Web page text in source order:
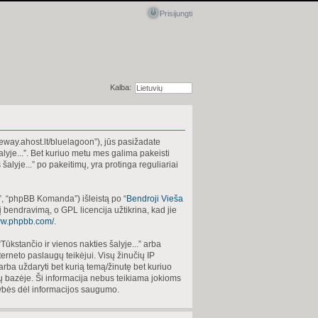
Prisijungti
Kalba:
bluelagoon”), jūs pasižadate
Bet kuriuo metu mes galima pakeisti
po pakeitimų, yra protinga reguliariai
“phpBB Komanda”) išleistą po “Bendroji Vieša
o GPL licencija užtikrina, kad jie
.
ir vienos nakties šalyje...” arba
paslaugų teikėjui. Visų žinučių IP
uždaryti bet kurią temą/žinutę bet kuriuo
Ši informacija nebus teikiama jokioms
dėl informacijos saugumo.